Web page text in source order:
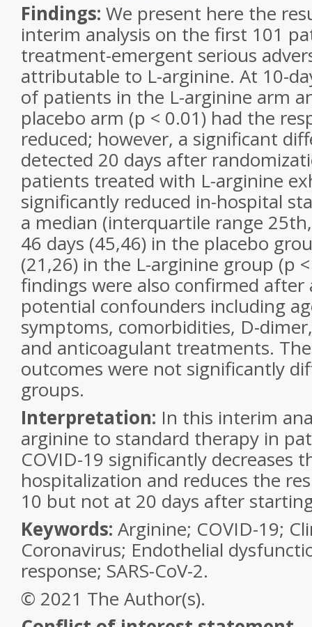
Findings: We present here the
interim analysis on the first 101
treatment-emergent serious
attributable to L-arginine. At 10-
of patients in the L-arginine arm
placebo arm (p < 0.01) had the
reduced; however, a significant
detected 20 days after
patients treated with L-arginine
significantly reduced in-hospital
a median (interquartile range 25th
46 days (45,46) in the placebo
(21,26) in the L-arginine group (p
findings were also confirmed
potential confounders including
symptoms, comorbidities, D-
and anticoagulant treatments.
outcomes were not significantly
groups.
Interpretation: In this interim
arginine to standard therapy in
COVID-19 significantly decreases
hospitalization and reduces the
10 but not at 20 days after
Keywords: Arginine; COVID-19;
Coronavirus; Endothelial
response; SARS-CoV-2.
© 2021 The Author(s).